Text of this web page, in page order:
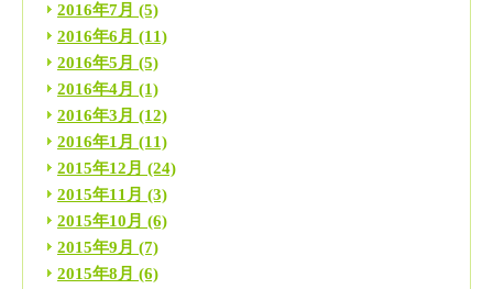
2016年7月 (5)
2016年6月 (11)
2016年5月 (5)
2016年4月 (1)
2016年3月 (12)
2016年1月 (11)
2015年12月 (24)
2015年11月 (3)
2015年10月 (6)
2015年9月 (7)
2015年8月 (6)